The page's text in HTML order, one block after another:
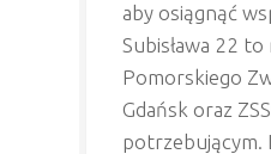
aby osiągnąć
Subisława 22
Pomorskiego
Gdańsk oraz
potrzebującym.